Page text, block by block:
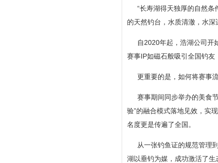
“长寿湖得天独厚的自然
的天然钓台，水质清澈，水
自2020年起，浩湖公司开
赛事IP如磁石般吸引全国钓
更重要的是，如何将赛事
赛事期间同步举办的美食
验”的融合模式落地见效，实
名度更是传遍了全国。
从一张钓鱼证的规范管理
湖以垂钓为媒，成功激活了